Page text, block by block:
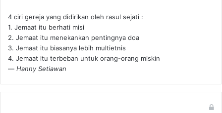
4 ciri gereja yang didirikan oleh rasul sejati :
1. Jemaat itu berhati misi
2. Jemaat itu menekankan pentingnya doa
3. Jemaat itu biasanya lebih multietnis
4. Jemaat itu terbeban untuk orang-orang miskin
— Hanny Setiawan